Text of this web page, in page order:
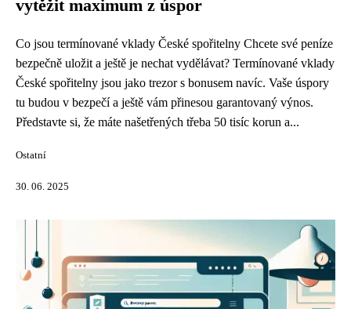
vytěžit maximum z úspor
Co jsou termínované vklady České spořitelny Chcete své peníze
bezpečně uložit a ještě je nechat vydělávat? Termínované vklady
České spořitelny jsou jako trezor s bonusem navíc. Vaše úspory
tu budou v bezpečí a ještě vám přinesou garantovaný výnos.
Představte si, že máte našetřených třeba 50 tisíc korun a...
Ostatní
30. 06. 2025